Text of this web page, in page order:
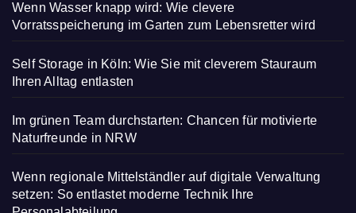
Wenn Wasser knapp wird: Wie clevere
Vorratsspeicherung im Garten zum Lebensretter wird
Self Storage in Köln: Wie Sie mit cleverem Stauraum
Ihren Alltag entlasten
Im grünen Team durchstarten: Chancen für motivierte
Naturfreunde in NRW
Wenn regionale Mittelständler auf digitale Verwaltung
setzen: So entlastet moderne Technik Ihre